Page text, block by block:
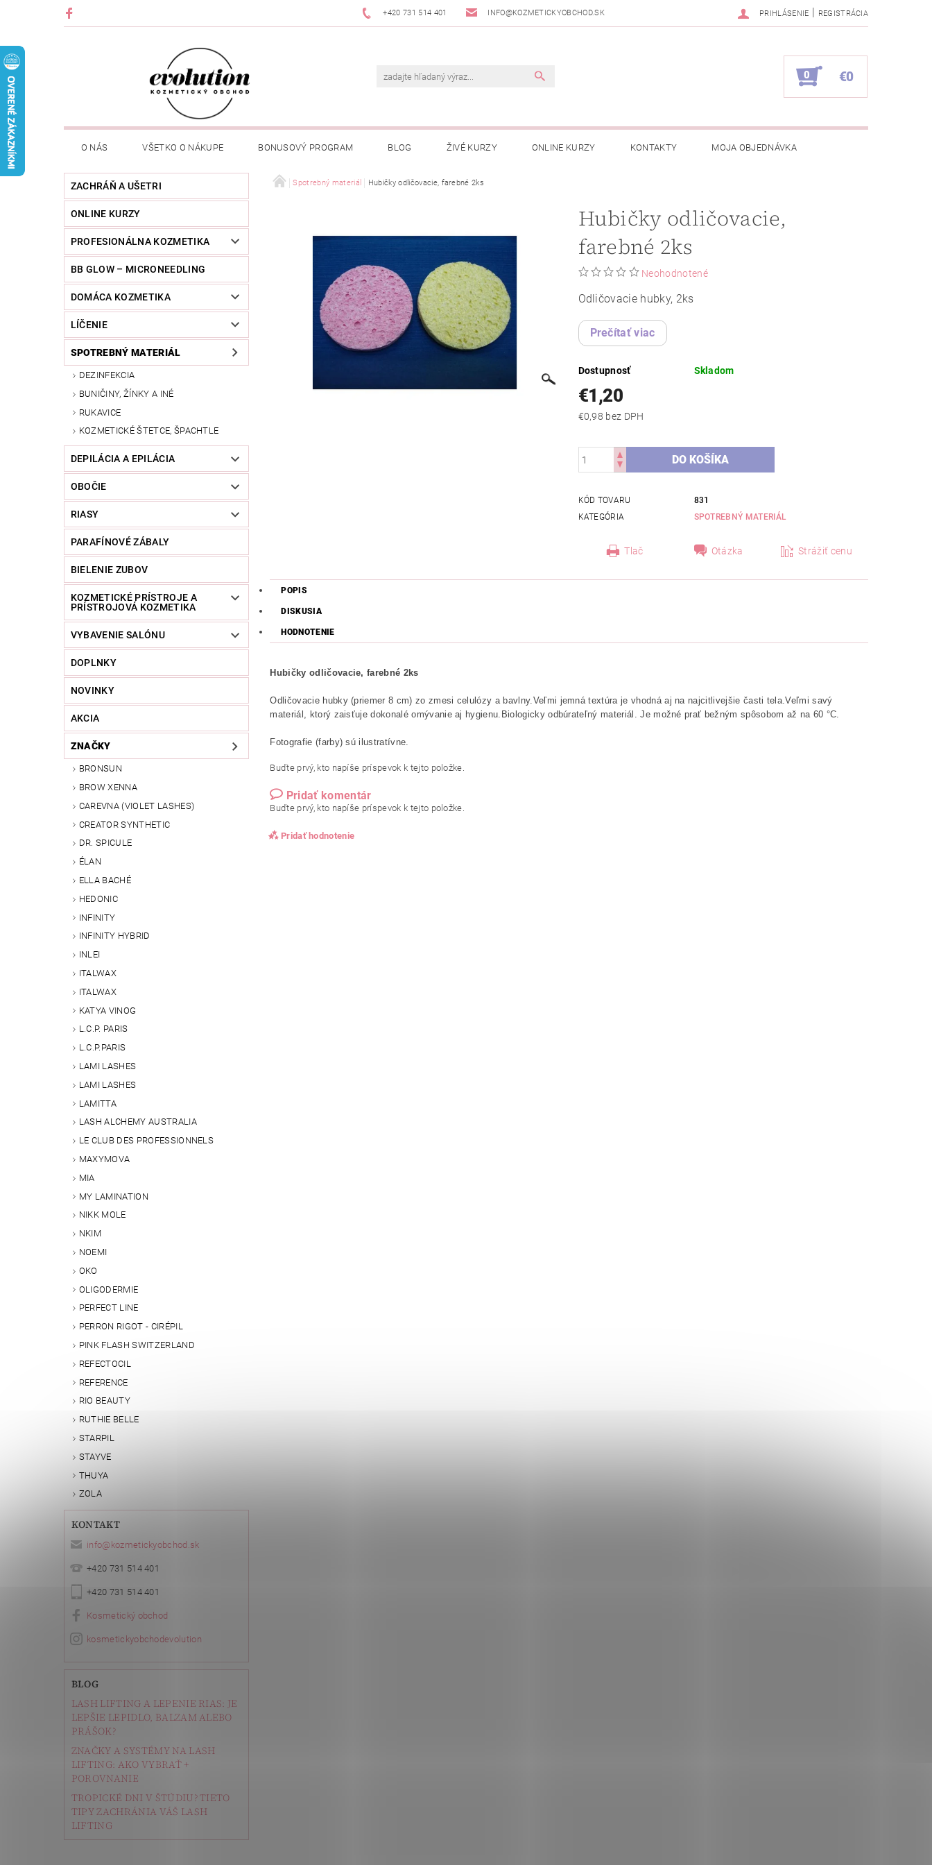
+420 731 514 401 INFO@KOZMETICKYOBCHOD.SK PRIHLÁSENIE | REGISTRÁCIA
0 €0
O NÁS VŠETKO O NÁKUPE BONUSOVÝ PROGRAM BLOG ŽIVÉ KURZY ONLINE KURZY KONTAKTY MOJA OBJEDNÁVKA
ZACHRÁŇ A UŠETRI
ONLINE KURZY
PROFESIONÁLNA KOZMETIKA
BB GLOW – MICRONEEDLING
DOMÁCA KOZMETIKA
LÍČENIE
SPOTREBNÝ MATERIÁL
DEZINFEKCIA
BUNIČINY, ŽÍNKY A INÉ
RUKAVICE
KOZMETICKÉ ŠTETCE, ŠPACHTLE
DEPILÁCIA A EPILÁCIA
OBOČIE
RIASY
PARAFÍNOVÉ ZÁBALY
BIELENIE ZUBOV
KOZMETICKÉ PRÍSTROJE A
PRÍSTROJOVÁ KOZMETIKA
VYBAVENIE SALÓNU
DOPLNKY
NOVINKY
AKCIA
ZNAČKY
BRONSUN
BROW XENNA
CAREVNA (VIOLET LASHES)
CREATOR SYNTHETIC
DR. SPICULE
ÉLAN
ELLA BACHÉ
HEDONIC
INFINITY
INFINITY HYBRID
INLEI
ITALWAX
ITALWAX
KATYA VINOG
L.C.P. PARIS
L.C.P.PARIS
LAMI LASHES
LAMI LASHES
LAMITTA
LASH ALCHEMY AUSTRALIA
LE CLUB DES PROFESSIONNELS
MAXYMOVA
MIA
MY LAMINATION
NIKK MOLE
NKIM
NOEMI
OKO
OLIGODERMIE
PERFECT LINE
PERRON RIGOT - CIRÉPIL
PINK FLASH SWITZERLAND
REFECTOCIL
REFERENCE
RIO BEAUTY
RUTHIE BELLE
STARPIL
STAYVE
THUYA
ZOLA
KONTAKT
info@ kozmetickyobchod.sk
+420 731 514 401
+420 731 514 401
Kosmetický obchod
kosmetickyobchodevolution
BLOG
LASH LIFTING A LEPENIE RIAS: JE
LEPŠIE LEPIDLO, BALZAM ALEBO
PRÁŠOK?
ZNAČKY A SYSTÉMY NA LASH
LIFTING: AKO VYBRAŤ +
POROVNANIE
TROPICKÉ DNI V ŠTÚDIU? TIETO
TIPY ZACHRÁNIA VÁŠ LASH
LIFTING
Spotrebný materiál Hubičky odličovacie, farebné 2ks
Hubičky odličovacie,
farebné 2ks
Neohodnotené
Odličovacie hubky, 2ks
Prečítať viac
Dostupnosť Skladom
€1,20
€0,98 bez DPH
KÓD TOVARU
831
KATEGÓRIA
SPOTREBNÝ MATERIÁL
Tlač Otázka Strážiť cenu
POPIS
DISKUSIA
HODNOTENIE
Hubičky odličovacie, farebné 2ks
Odličovacie hubky (priemer 8 cm) zo zmesi celulózy a bavlny.Veľmi jemná textúra je vhodná aj na najcitlivejšie časti tela.Veľmi savý
materiál, ktorý zaisťuje dokonalé omývanie aj hygienu.Biologicky odbúrateľný materiál. Je možné prať bežným spôsobom až na 60 °C.
Fotografie (farby) sú ilustratívne.
Buďte prvý, kto napíše príspevok k tejto položke.
Pridať komentár
Buďte prvý, kto napíše príspevok k tejto položke.
Pridať hodnotenie